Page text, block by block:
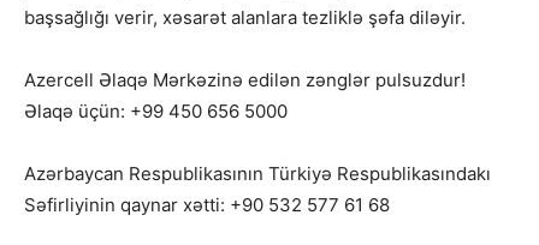
başsağlığı verir, xəsarət alanlara tezliklə şəfa diləyir.
Azercell Əlaqə Mərkəzinə edilən zənglər pulsuzdur!
Əlaqə üçün: +99 450 656 5000
Azərbaycan Respublikasının Türkiyə Respublikasındakı
Səfirliyinin qaynar xətti: +90 532 577 61 68